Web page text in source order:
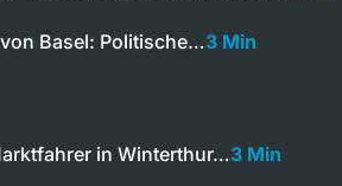
Basel: Politische…3 Min
in Winterthur…3 Min